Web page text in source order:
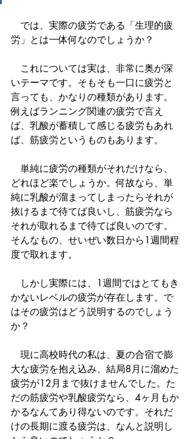
では、実際の疲労である「生理的疲
労」とは一体何なのでしょうか？
これについては実は、非常に奥が深
いテーマです。そもそも一口に疲労と
言っても、かなりの種類があります。
例えばランニング関連の疲労で言え
ば、乳酸が蓄積して感じる疲労もあれ
ば、筋疲労というものもあります。
単純に疲労の種類がそれだけなら、
どれほど楽でしょうか。何故なら、単
純に乳酸が溜まってしまったらそれが
抜けるまで待てば良いし、筋疲労なら
それが取れるまで待てば良いのです。
そんなもの、せいぜい数日から1週間程
度で取れます。
しかし実際には、1週間ではとてもき
かないレベルの疲労が存在します。で
はその疲労はどう説明するのでしょう
か？
現に高校時代の私は、夏の合宿で膨
大な疲労を抱え込み、結局8月に溜めた
疲労が12月まで抜けませんでした。た
だの筋疲労や乳酸疲労なら、4ヶ月もか
かるなんてあり得ないのです。それだ
けの長期に渡る疲労は、なんと説明し